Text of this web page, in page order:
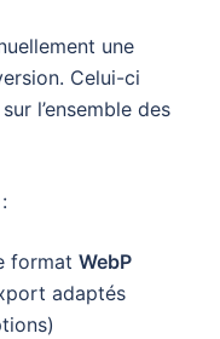
une
Celui-ci
l’ensemble des
format WebP
adaptés